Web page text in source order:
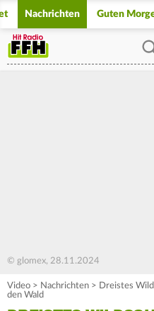
Nachrichten Guten
© glomex, 28.11.2024
Video > Nachrichten > Dreistes
den Wald